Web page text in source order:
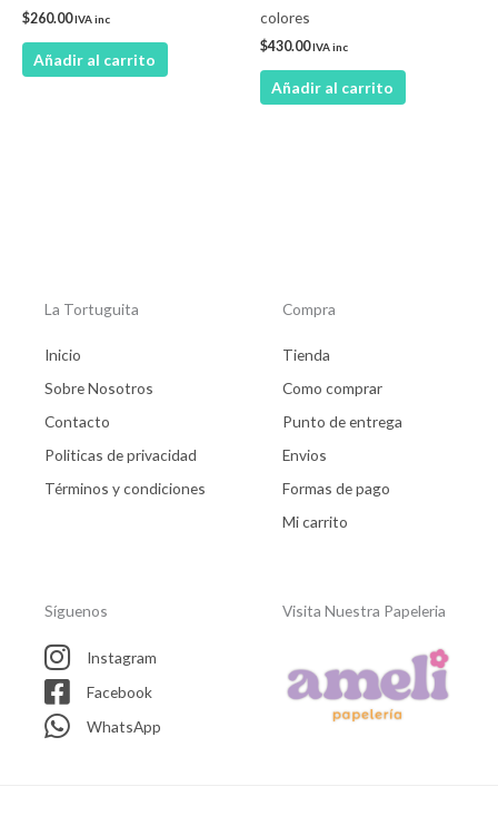
$260.00IVA inc
Añadir al carrito
colores
$430.00IVA inc
Añadir al carrito
La Tortuguita
Inicio
Sobre Nosotros
Contacto
Politicas de privacidad
Términos y condiciones
Compra
Tienda
Como comprar
Punto de entrega
Envios
Formas de pago
Mi carrito
Síguenos
Instagram
Facebook
WhatsApp
Visita Nuestra Papeleria